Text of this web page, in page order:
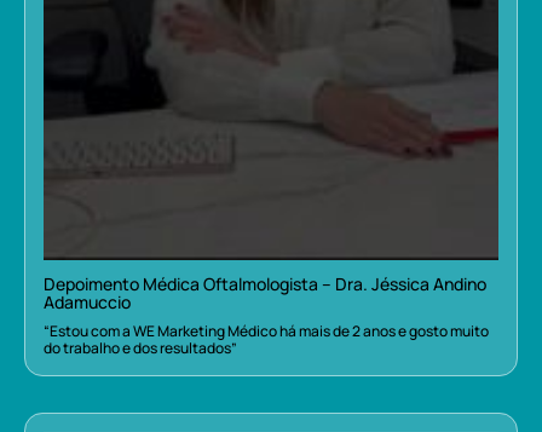
Depoimento Médica Oftalmologista – Dra. Jéssica Andino
Adamuccio
“Estou com a WE Marketing Médico há mais de 2 anos e gosto muito
do trabalho e dos resultados”